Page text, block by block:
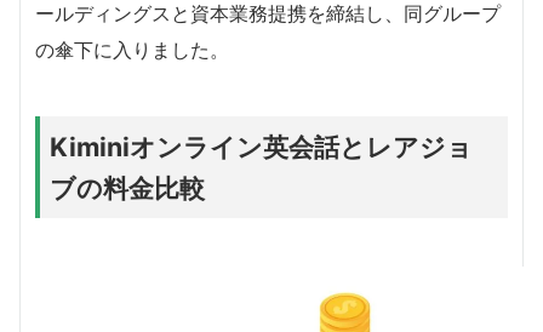
ールディングスと資本業務提携を締結し、同グループ
の傘下に入りました。
Kiminiオンライン英会話とレアジョ
ブの料金比較